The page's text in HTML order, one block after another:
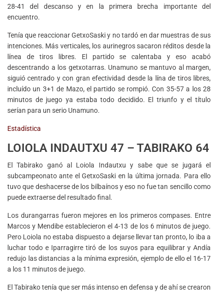
28-41 del descanso y en la primera brecha importante del
encuentro.
Tenía que reaccionar GetxoSaski y no tardó en dar muestras de sus
intenciones. Más verticales, los aurinegros sacaron réditos desde la
línea de tiros libres. El partido se calentaba y eso acabó
descentrando a los getxotarras. Unamuno se mantuvo al margen,
siguió centrado y con gran efectividad desde la lína de tiros libres,
incluído un 3+1 de Mazo, el partido se rompió. Con 35-57 a los 28
minutos de juego ya estaba todo decidido. El triunfo y el título
serían para un serio Unamuno.
Estadística
LOIOLA INDAUTXU 47 – TABIRAKO 64
El Tabirako ganó al Loiola Indautxu y sabe que se jugará el
subcampeonato ante el GetxoSaski en la última jornada. Para ello
tuvo que deshacerse de los bilbaínos y eso no fue tan sencillo como
puede extraerse del resultado final.
Los durangarras fueron mejores en los primeros compases. Entre
Marcos y Mendibe establecieron el 4-13 de los 6 minutos de juego.
Pero Loiola no estaba dispuesto a dejarse llevar tan pronto, lo iba a
luchar todo e Iparragirre tiró de los suyos para equilibrar y Andía
redujo las distancias a la mínima expresión, ejemplo de ello el 16-17
a los 11 minutos de juego.
El Tabirako tenía que ser más intenso en defensa y de ahí se crearon